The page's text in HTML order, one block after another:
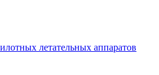
летательных аппаратов